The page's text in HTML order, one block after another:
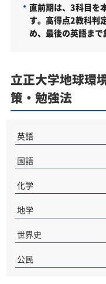
直前期は、3科目を
す。高得点2教科判
め、最後の英語まで
立正大学地球環
策・勉強法
英語
国語
化学
地学
世界史
公民